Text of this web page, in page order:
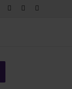
FacebookLinkedInYouTube